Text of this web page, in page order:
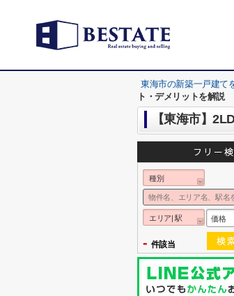
東海市の新築一戸建て
ト・デメリットを解説
【東海市】
種別
エリア| 駅 価格
- 件該当